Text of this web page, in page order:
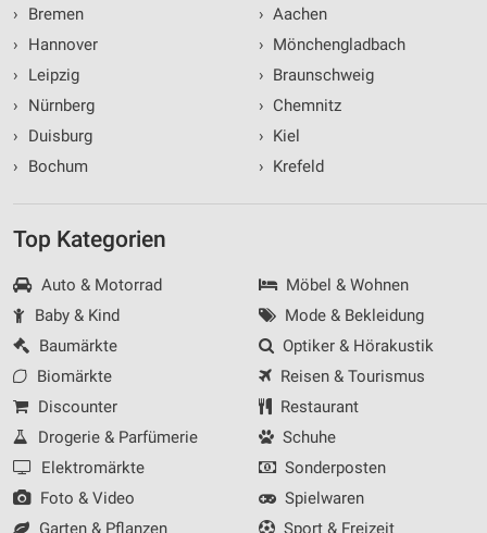
›
Bremen
›
Hannover
›
Leipzig
›
Nürnberg
›
Duisburg
›
Bochum
› Aachen
› Mönchengladbach
› Braunschweig
› Chemnitz
› Kiel
› Krefeld
Top Kategorien
Auto & Motorrad
Baby & Kind
Baumärkte
Biomärkte
Discounter
Drogerie & Parfümerie
Elektromärkte
Foto & Video
Garten & Pflanzen
Möbel & Wohnen
Mode & Bekleidung
Optiker & Hörakustik
Reisen & Tourismus
Restaurant
Schuhe
Sonderposten
Spielwaren
Sport & Freizeit